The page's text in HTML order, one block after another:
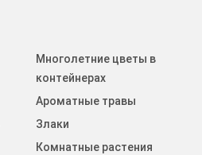
Многолетние цветы в
контейнерах
Ароматные травы
Злаки
Комнатные растения